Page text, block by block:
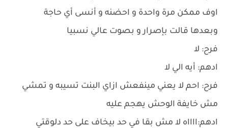
اوف ممكن مرة واحدة و احضنه و أنسى أي حاجة
وبعدها قالت بإصرار و بصوت عالي نسبيا
فرح: لا
ادهم: أيه الي لا
فرح: احم لا يعني مينفعش ازاي البنت تسيبه و تمشي
مش خايفة الوحش يهجم عليه
ادهم:ااااه لا مش بقا في حد بيخاف على حد دلوقتي